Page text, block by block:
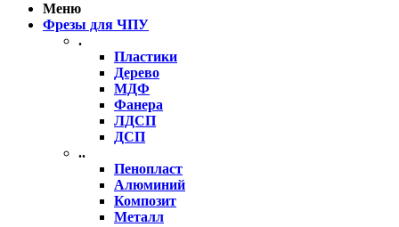
Меню
Фрезы для ЧПУ
.
Пластики
Дерево
МДФ
Фанера
ЛДСП
ДСП
..
Пенопласт
Алюминий
Композит
Металл